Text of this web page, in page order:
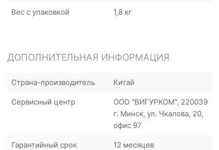
Вес с упаковкой 1,8 кг
ДОПОЛНИТЕЛЬНАЯ ИНФОРМАЦИЯ
Страна-производитель Китай
Сервисный центр
ООО "ВИГУРКОМ", 220039
г. Минск, ул. Чкалова, 20,
офис 97
Гарантийный срок 12 месяцев